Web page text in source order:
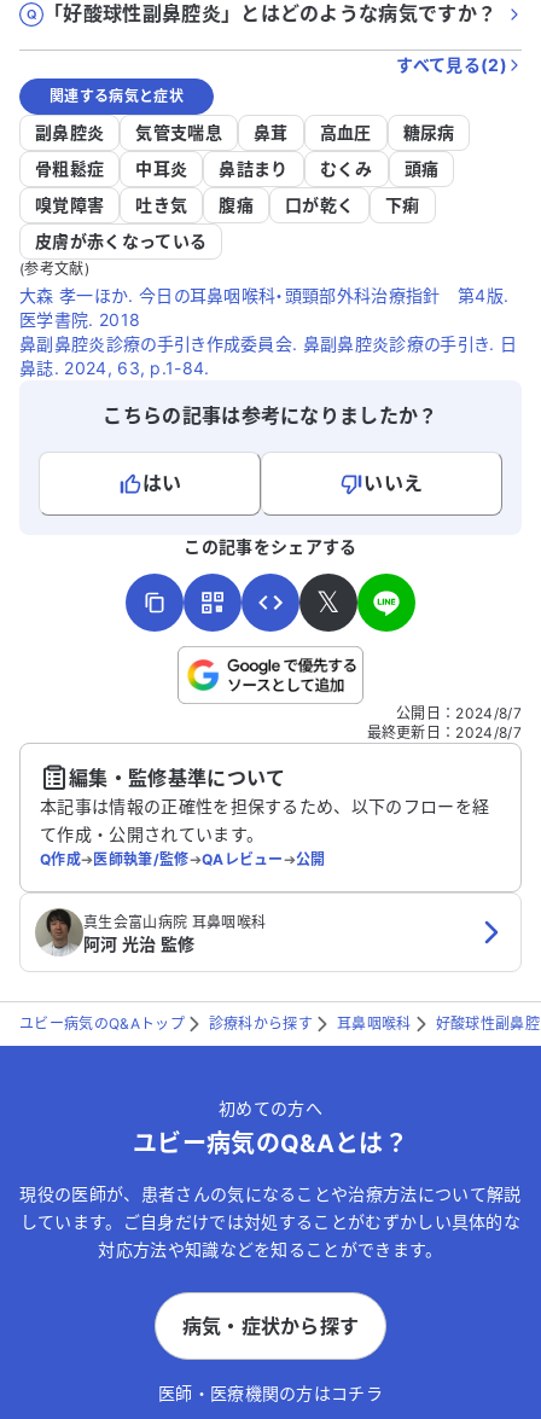
「好酸球性副鼻腔炎」とはどのような病気ですか？
すべて見る(2)
関連する病気と症状
副鼻腔炎 気管支喘息 鼻茸 高血圧
糖尿病
骨粗鬆症
中耳炎 鼻詰まり むくみ
頭痛
嗅覚障害
吐き気 腹痛 口が乾く
下痢
皮膚が赤くなっている
(参考文献)
大森 孝一ほか. 今日の耳鼻咽喉科・頭頸部外科治療指針 第4版.
医学書院. 2018
鼻副鼻腔炎診療の手引き作成委員会. 鼻副鼻腔炎診療の手引き. 日
鼻誌. 2024, 63, p.1-84.
こちらの記事は参考になりましたか？
はい
いいえ
こちらは送信専用のフォームです。氏名やご自身の病気の詳細な
送信する
この記事をシェアする
𝕏
公開日 ： 2024/8/7
最終更新日 ： 2024/8/7
編集・監修基準について
本記事は情報の正確性を担保するため、以下のフローを経
て作成・公開されています。
Q作成➔医師執筆/監修➔QAレビュー➔公開
真生会富山病院 耳鼻咽喉科
阿河 光治 監修
ユビー病気のQ&Aトップ 診療科から探す 耳鼻咽喉科 好酸球性副鼻
初めての方へ
ユビー病気のQ&Aとは？
現役の医師が、患者さんの気になることや治療方法について解説
しています。ご自身だけでは対処することがむずかしい具体的な
対応方法や知識などを知ることができます。
病気・症状から探す
医師・医療機関の方はコチラ